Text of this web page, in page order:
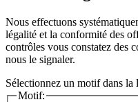
Nous effectuons
légalité et la conformité des
contrôles vous constatez des
nous le signaler.
Sélectionnez un motif dans la
Motif: